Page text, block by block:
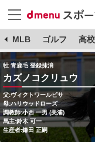
MLB ゴルフ 高
牡 青鹿毛 登録抹消
カズノコクリュウ
父:ヴィクトワールピサ
母:ハリウッドローズ
調教師:小西 一男 (美浦)
馬主:鈴木 可一
生産者:鎌田 正嗣